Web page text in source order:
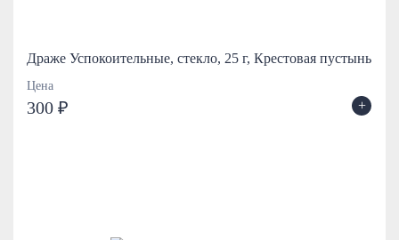
Драже Успокоительные, стекло, 25 г, Крестовая пустынь
Цена
300 ₽ +